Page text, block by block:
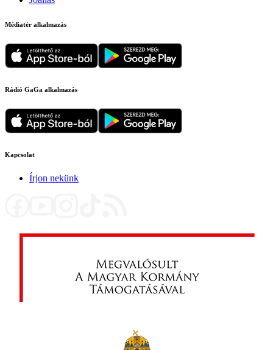
Médiatér alkalmazás
Rádió GaGa alkalmazás
Kapcsolat
Írjon nekünk